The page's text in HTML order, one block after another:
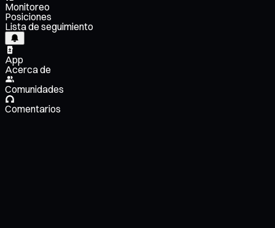
Monitoreo
Posiciones
Lista de seguimiento
App
Acerca de
Comunidades
Comentarios